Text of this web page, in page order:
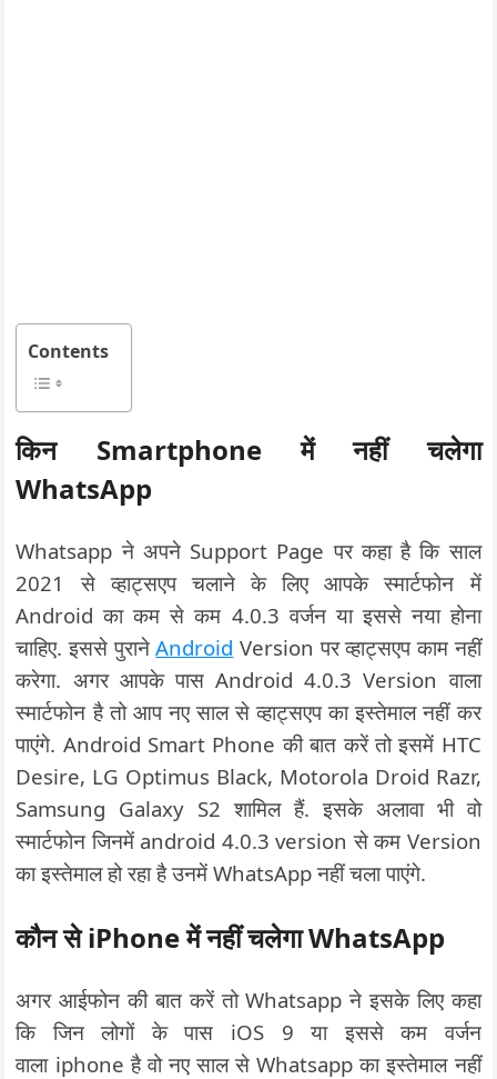
Contents
किन Smartphone में नहीं चलेगा
WhatsApp
Whatsapp ने अपने Support Page पर कहा है कि साल
2021 से व्हाट्सएप चलाने के लिए आपके स्मार्टफोन में
Android का कम से कम 4.0.3 वर्जन या इससे नया होना
चाहिए. इससे पुरानेAndroid Version पर व्हाट्सएप काम नहीं
करेगा. अगर आपके पास Android 4.0.3 Version वाला
स्मार्टफोन है तो आप नए साल से व्हाट्सएप का इस्तेमाल नहीं कर
पाएंगे. Android Smart Phone की बात करें तो इसमें HTC
Desire, LG Optimus Black, Motorola Droid Razr,
Samsung Galaxy S2 शामिल हैं. इसके अलावा भी वो
स्मार्टफोन जिनमें android 4.0.3 version से कम Version
का इस्तेमाल हो रहा है उनमें WhatsApp नहीं चला पाएंगे.
कौन सेiPhoneमें नहीं चलेगाWhatsApp
अगर आईफोन की बात करें तो Whatsapp ने इसके लिए कहा
कि जिन लोगों के पास iOS 9 या इससे कम वर्जन
वाला iphone है वो नए साल से Whatsapp का इस्तेमाल नहीं